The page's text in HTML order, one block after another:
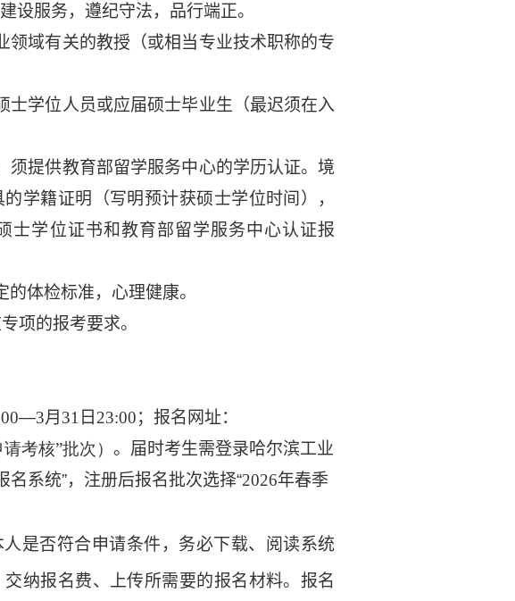
设服务，遵纪守法，品行端正。
领域有关的教授（或相当专业技术职称的专
士学位人员或应届硕士毕业生（最迟须在入
须提供教育部留学服务中心的学历认证。境
学籍证明（写明预计获硕士学位时间），
士学位证书和教育部留学服务中心认证报
体检标准，心理健康。
项的报考要求。
—3月 31 日 23:00；报名网址：
考核”批次） 。届时考生需登录哈尔滨工业
名系统”，注册后报名批次选择“2026年春季
是否符合申请条件，务必下载、阅读系统
纳报名费、上传所需要的报名材料。报名